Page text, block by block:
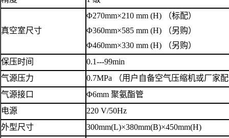
真空室尺寸
Φ270mm×210 mm (H) （标配）
Φ360mm×585 mm (H) （另购）
Φ460mm×330 mm (H) （另购）
保压时间
0.1---99min
气源压力
0.7MPa （用户自备空气压缩机或厂家配
气源接口
Φ6mm 聚氨酯管
电源
220 V/50Hz
外型尺寸
300mm(L)×380mm(B)×450mm(H)